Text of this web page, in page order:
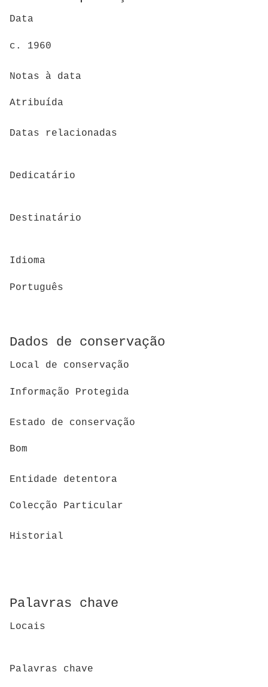
Data
c. 1960
Notas à data
Atribuída
Datas relacionadas
Dedicatário
Destinatário
Idioma
Português
Dados de conservação
Local de conservação
Informação Protegida
Estado de conservação
Bom
Entidade detentora
Colecção Particular
Historial
Palavras chave
Locais
Palavras chave